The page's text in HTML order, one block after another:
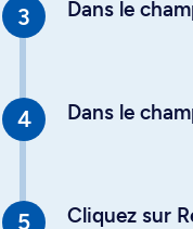
Dans le
Dans le
Cliquez sur